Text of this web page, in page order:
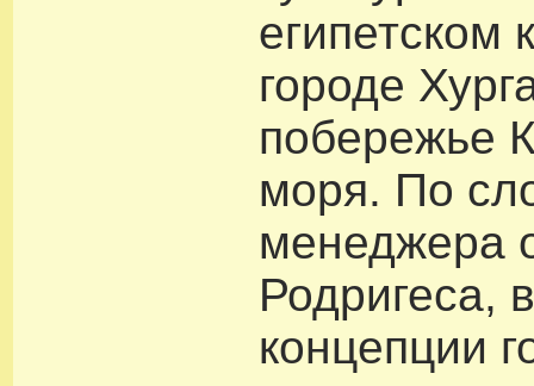
египетском
городе
побережье
моря. По
менеджера
Родригеса,
концепции